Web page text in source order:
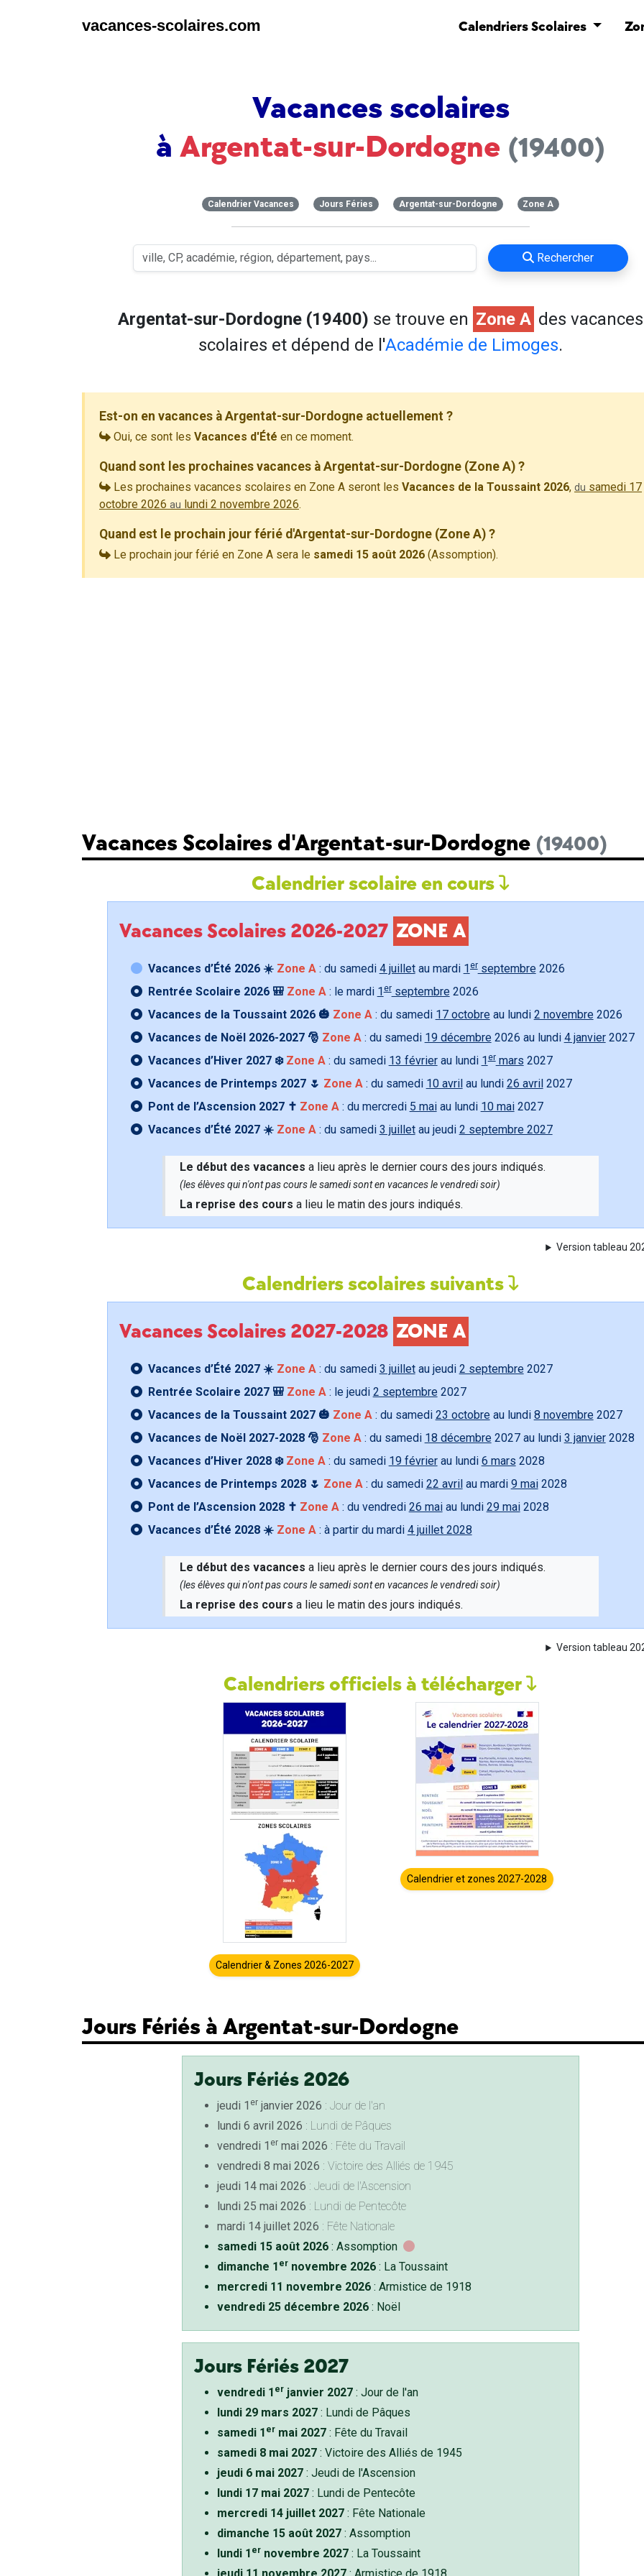
vacances-scolaires.com Calendriers Scolaires
Vacances scolaires
à Argentat-sur-Dordogne (19400)
Calendrier Vacances Jours Féries Argentat-sur-Dordogne Zone A
Rechercher
Argentat-sur-Dordogne (19400) se trouve en Zone A des vacances
scolaires et dépend de l'Académie de Limoges.
Est-on en vacances à Argentat-sur-Dordogne actuellement ?
Oui, ce sont les Vacances d'Été en ce moment.
Quand sont les prochaines vacances à Argentat-sur-Dordogne (Zone A) ?
Les prochaines vacances scolaires en Zone A seront les Vacances de la Toussaint 2026, du samedi 17
octobre 2026 au lundi 2 novembre 2026.
Quand est le prochain jour férié d'Argentat-sur-Dordogne (Zone A) ?
Le prochain jour férié en Zone A sera le samedi 15 août 2026 (Assomption).
Vacances Scolaires d'Argentat-sur-Dordogne (19400)
Calendrier scolaire en cours
Vacances Scolaires 2026-2027 ZONE A
Vacances d’Été 2026 ☀️ Zone A: du samedi 4 juilletau mardi 1 erseptembre 2026
Rentrée Scolaire 2026 🎒 Zone A: le mardi 1erseptembre 2026
Vacances de la Toussaint 2026 🎃 Zone A: du samedi 17 octobre au lundi 2 novembre 2026
Vacances de Noël 2026-2027 🎅 Zone A: du samedi 19 décembre 2026 au lundi 4 janvier2027
Vacances d’Hiver 2027 ❄️ Zone A: du samedi 13 févrierau lundi 1ermars 2027
Vacances de Printemps 2027 🌷 Zone A: du samedi 10 avril au lundi 26 avril 2027
Pont de l’Ascension 2027 ✝️ Zone A: du mercredi 5 maiau lundi 10 mai2027
Vacances d’Été 2027 ☀️ Zone A: du samedi 3 juilletau jeudi 2 septembre 2027
Le début des vacances a lieu après le dernier cours des jours indiqués.
(les élèves qui n'ont pas cours le samedi sont en vacances le vendredi soir)
La reprise des cours a lieu le matin des jours indiqués.
Version tableau
Calendriers scolaires suivants
Vacances Scolaires 2027-2028 ZONE A
Vacances d’Été 2027 ☀️ Zone A: du samedi 3 juilletau jeudi 2 septembre 2027
Rentrée Scolaire 2027 🎒 Zone A: le jeudi 2 septembre 2027
Vacances de la Toussaint 2027 🎃 Zone A: du samedi 23 octobre au lundi 8 novembre 2027
Vacances de Noël 2027-2028 🎅 Zone A: du samedi 18 décembre 2027 au lundi 3 janvier2028
Vacances d’Hiver 2028 ❄️ Zone A: du samedi 19 févrierau lundi 6 mars 2028
Vacances de Printemps 2028 🌷 Zone A: du samedi 22 avril au mardi 9 mai2028
Pont de l’Ascension 2028 ✝️ Zone A: du vendredi 26 maiau lundi 29 mai2028
Vacances d’Été 2028 ☀️ Zone A: à partir du mardi 4 juillet 2028
Le début des vacances a lieu après le dernier cours des jours indiqués.
(les élèves qui n'ont pas cours le samedi sont en vacances le vendredi soir)
La reprise des cours a lieu le matin des jours indiqués.
Version tableau
Calendriers officiels à télécharger
Calendrier & Zones 2026-2027
Calendrier et zones 2027-2028
Jours Fériés à Argentat-sur-Dordogne
Jours Fériés 2026
jeudi 1 erjanvier 2026 : Jour de l'an
lundi 6 avril 2026 : Lundi de Pâques
vendredi 1 ermai 2026 : Fête du Travail
vendredi 8 mai 2026 : Victoire des Alliés de 1945
jeudi 14 mai 2026 : Jeudi de l'Ascension
lundi 25 mai 2026 : Lundi de Pentecôte
mardi 14 juillet 2026 : Fête Nationale
samedi 15 août 2026: Assomption
dimanche 1 ernovembre 2026: La Toussaint
mercredi 11 novembre 2026: Armistice de 1918
vendredi 25 décembre 2026: Noël
Jours Fériés 2027
vendredi 1 erjanvier 2027: Jour de l'an
lundi 29 mars 2027: Lundi de Pâques
samedi 1 ermai 2027: Fête du Travail
samedi 8 mai 2027: Victoire des Alliés de 1945
jeudi 6 mai 2027: Jeudi de l'Ascension
lundi 17 mai 2027: Lundi de Pentecôte
mercredi 14 juillet 2027: Fête Nationale
dimanche 15 août 2027: Assomption
lundi 1 ernovembre 2027: La Toussaint
jeudi 11 novembre 2027: Armistice de 1918